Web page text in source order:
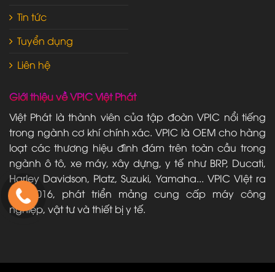
Tin tức
Tuyển dụng
Liên hệ
Giới thiệu về VPIC Việt Phát
Việt Phát là thành viên của tập đoàn VPIC nổi tiếng
trong ngành cơ khí chính xác. VPIC là OEM cho hàng
loạt các thương hiệu đình đám trên toàn cầu trong
ngành ô tô, xe máy, xây dựng, y tế như BRP, Ducati,
Harley Davidson, Platz, Suzuki, Yamaha... VPIC VIệt ra
đời 2016, phát triển mảng cung cấp máy công
nghiệp, vật tư và thiết bị y tế.